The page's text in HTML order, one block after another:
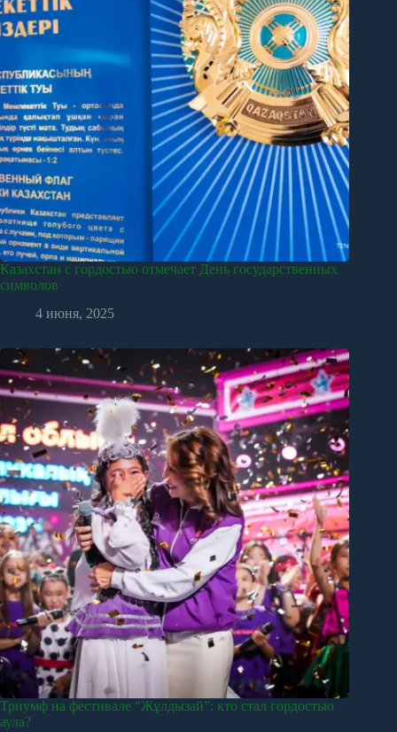
Казахстан с гордостью отмечает День государственных
символов
4 июня, 2025
Триумф на фестивале “Жұлдызай”: кто стал гордостью
аула?